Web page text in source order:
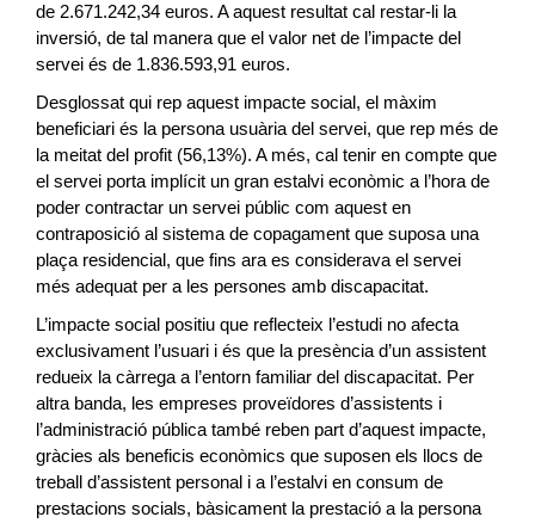
de 2.671.242,34 euros. A aquest resultat cal restar-li la
inversió, de tal manera que el valor net de l’impacte del
servei és de 1.836.593,91 euros.
Desglossat qui rep aquest impacte social, el màxim
beneficiari és la persona usuària del servei, que rep més de
la meitat del profit (56,13%). A més, cal tenir en compte que
el servei porta implícit un gran estalvi econòmic a l’hora de
poder contractar un servei públic com aquest en
contraposició al sistema de copagament que suposa una
plaça residencial, que fins ara es considerava el servei
més adequat per a les persones amb discapacitat.
L’impacte social positiu que reflecteix l’estudi no afecta
exclusivament l’usuari i és que la presència d’un assistent
redueix la càrrega a l’entorn familiar del discapacitat. Per
altra banda, les empreses proveïdores d’assistents i
l’administració pública també reben part d’aquest impacte,
gràcies als beneficis econòmics que suposen els llocs de
treball d’assistent personal i a l’estalvi en consum de
prestacions socials, bàsicament la prestació a la persona